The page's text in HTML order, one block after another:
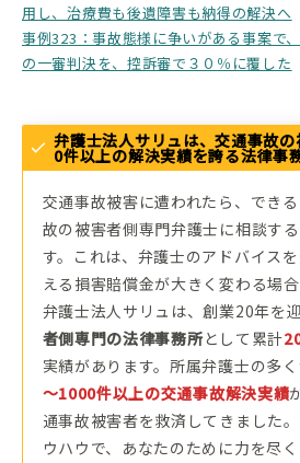
用し、治療費も後遺障害も納得の解決へ
事例323：事故態様に争いがある事案で
の一審判決を、控訴審で３０％に覆した
弁護士法人サリュは、交通事故
0件以上の解決実績を誇る法律事
交通事故被害に遭われたら、でき
故の被害者側専門弁護士に相談す
す。これは、弁護士のアドバイス
える損害賠償金が大きく変わる場合
弁護士法人サリュは、創業20年を迎
者側専門の法律事務所 として累計
実績があります。所属弁護士の多
～1000件以上の交通事故解決実績
通事故被害者を救済してきました
ウハウで、あなたのために力を尽く